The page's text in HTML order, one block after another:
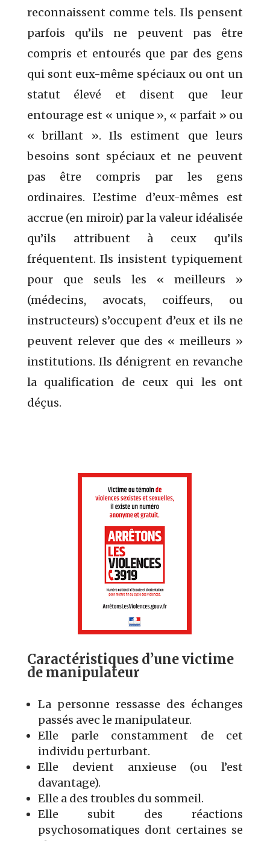
reconnaissent comme tels. Ils pensent
parfois qu’ils ne peuvent pas être
compris et entourés que par des gens
qui sont eux-même spéciaux ou ont un
statut élevé et disent que leur
entourage est « unique », « parfait » ou
« brillant ». Ils estiment que leurs
besoins sont spéciaux et ne peuvent
pas être compris par les gens
ordinaires. L’estime d’eux-mêmes est
accrue (en miroir) par la valeur idéalisée
qu’ils attribuent à ceux qu’ils
fréquentent. Ils insistent typiquement
pour que seuls les « meilleurs »
(médecins, avocats, coiffeurs, ou
instructeurs) s’occupent d’eux et ils ne
peuvent relever que des « meilleurs »
institutions. Ils dénigrent en revanche
la qualification de ceux qui les ont
déçus.
Caractéristiques d’une victime
de manipulateur
La personne ressasse des échanges
passés avec le manipulateur.
Elle parle constamment de cet
individu perturbant.
Elle devient anxieuse (ou l’est
davantage).
Elle a des troubles du sommeil.
Elle subit des réactions
psychosomatiques dont certaines se